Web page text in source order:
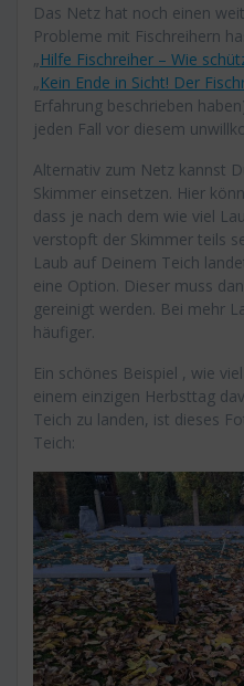
Das Netz hat noch einen
Probleme mit Fischreihern
„Hilfe Fischreiher – Wie
„Kein Ende in Sicht! Der
Erfahrung beschrieben
jeden Fall vor diesem
Alternativ zum Netz kannst
Skimmer einsetzen. Hier
dass je nach dem wie viel
verstopft der Skimmer teils
Laub auf Deinem Teich
eine Option. Dieser muss
gereinigt werden. Bei mehr
häufiger.
Ein schönes Beispiel , wie
einem einzigen Herbsttag
Teich zu landen, ist dieses
Teich: